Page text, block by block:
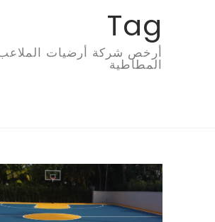
Tag
أرخص شركة أرضيات
المطاطية